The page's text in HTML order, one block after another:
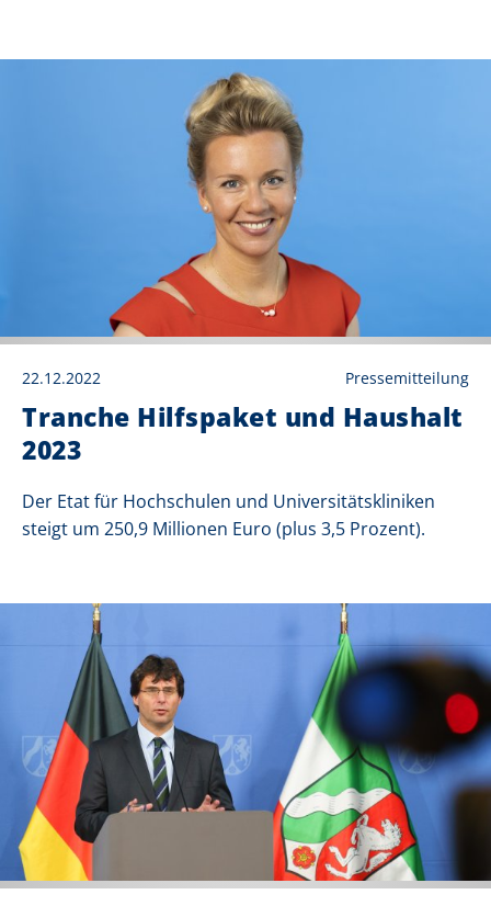
22.12.2022 Pressemitteilung
Tranche Hilfspaket und Haushalt
2023
Der Etat für Hochschulen und Universitätskliniken
steigt um 250,9 Millionen Euro (plus 3,5 Prozent).